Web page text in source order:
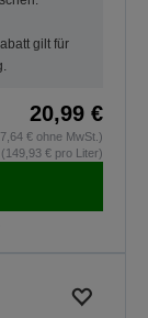
gilt für
20,99 €
€ ohne MwSt.)
(149,93 € pro Liter)